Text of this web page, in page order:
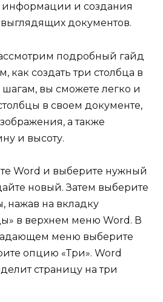
информации и создания
документов.
подробный гайд
как создать три столбца в
вы сможете легко и
в своем документе,
а также
и высоту.
Word и выберите нужный
новый. Затем выберите
нажав на вкладку
в верхнем меню Word. В
меню выберите
опцию «Три». Word
страницу на три